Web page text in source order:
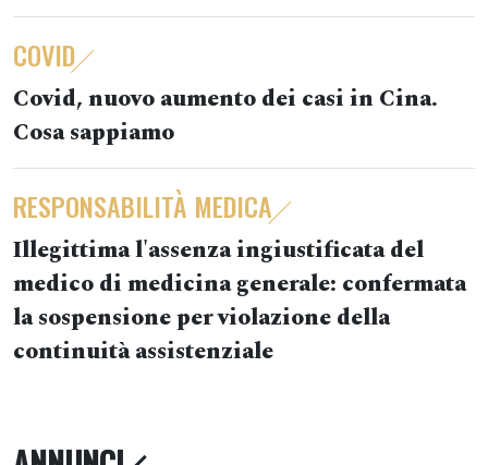
COVID
Covid, nuovo aumento dei casi in Cina.
Cosa sappiamo
RESPONSABILITÀ MEDICA
Illegittima l'assenza ingiustificata del
medico di medicina generale: confermata
la sospensione per violazione della
continuità assistenziale